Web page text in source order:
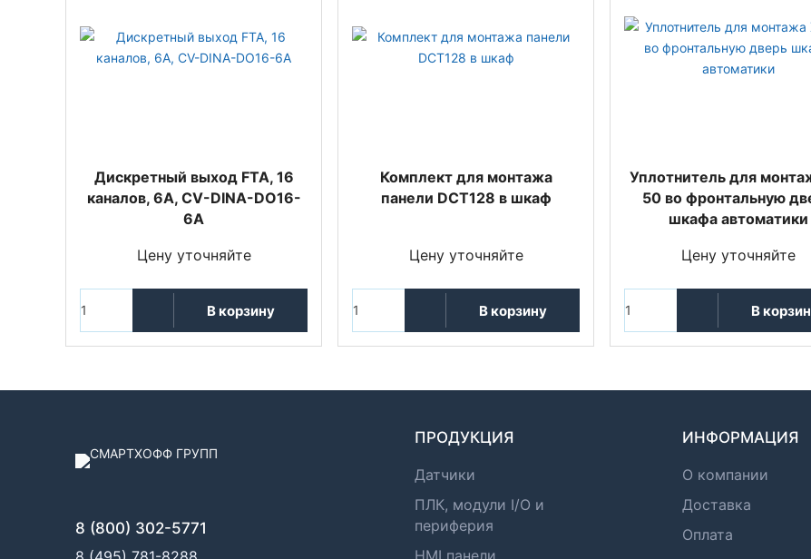
Дискретный выход FTA, 16
каналов, 6A, CV-DINA-DO16-
6A
Цену уточняйте
В корзину
Комплект для монтажа
панели DCT128 в шкаф
Цену уточняйте
В корзину
Уплотнитель для
50 во фронтальную
шкафа автоматики
Цену уточняйте
В
8 (800) 302-5771
ПРОДУКЦИЯ
Датчики
ПЛК, модули I/O и
периферия
HMI панели
ИНФОРМАЦИЯ
О компании
Доставка
Оплата